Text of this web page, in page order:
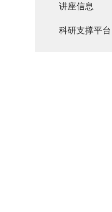
讲座信息
科研支撑平台